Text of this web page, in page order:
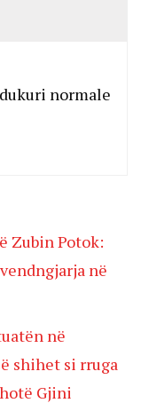
normale
Zubin Potok:
në
në
shihet si rruga
Gjini